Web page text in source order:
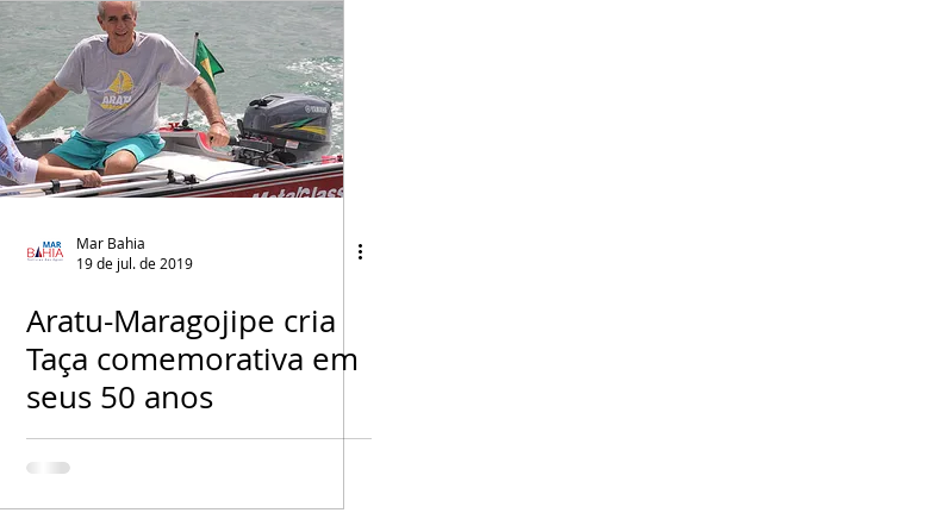
Mar Bahia
19 de jul. de 2019
Aratu-Maragojipe cria
Taça comemorativa em
seus 50 anos